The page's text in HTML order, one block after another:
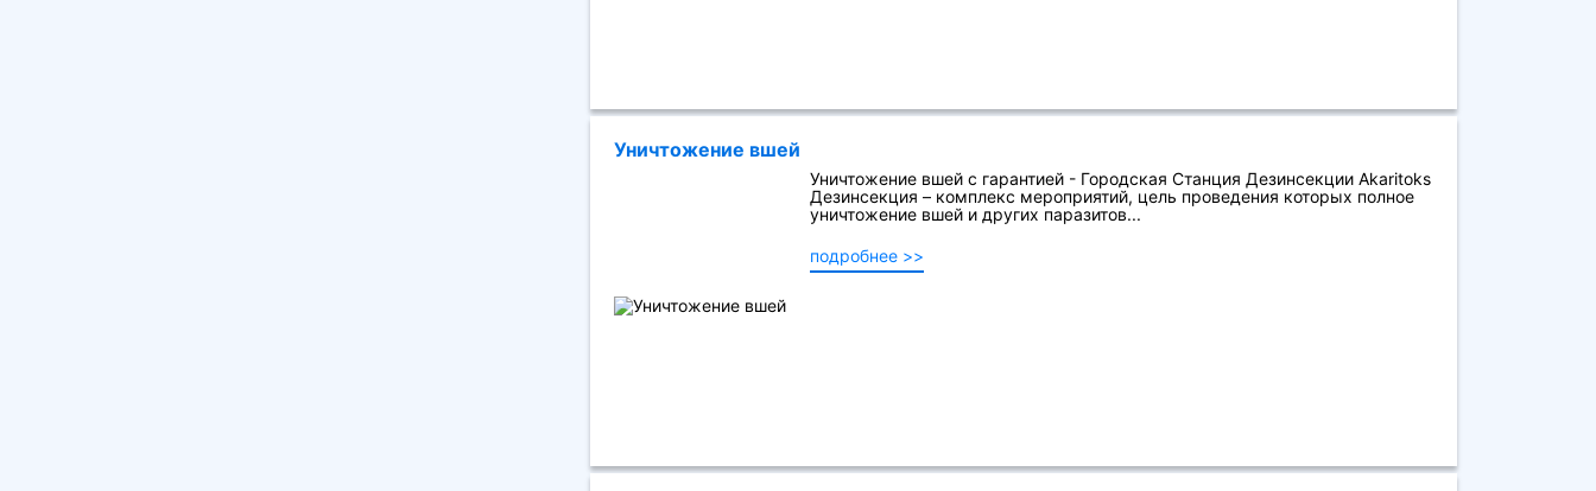
Уничтожение вшей
Уничтожение вшей с гарантией - Городская Станция Дезинсекции Akaritoks
Дезинсекция – комплекс мероприятий, цель проведения которых полное
уничтожение вшей и других паразитов...
подробнее >>